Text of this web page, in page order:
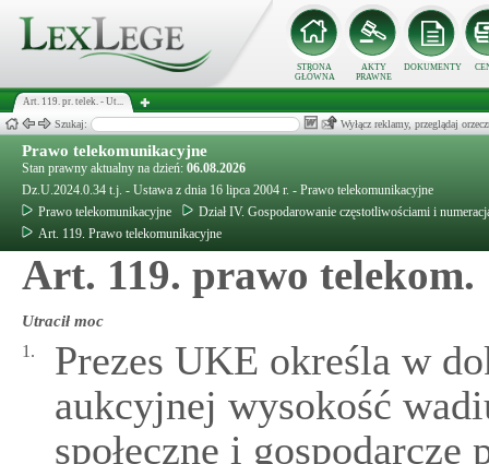
STRONA
GŁÓWNA
AKTY
PRAWNE
DOKUMENTY
Art. 119. pr. telek. - Ut...
Szukaj: Wyłącz reklamy, przeglądaj
Prawo telekomunikacyjne
Stan prawny aktualny na dzień: 06.08.2026
Dz.U.2024.0.34 t.j. - Ustawa z dnia 16 lipca 2004 r. - Prawo telekomunikacyjne
Prawo telekomunikacyjne
Dział IV. Gospodarowanie częstotliwościami i
Art. 119. Prawo telekomunikacyjne
Art. 119. prawo telekom.
Utracił moc
1.
Prezes UKE określa w
aukcyjnej wysokość
społeczne i